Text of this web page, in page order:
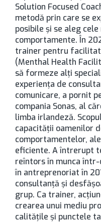
Solution Focused
metodă prin care se
posibile și se aleg
comportamente. În
trainer pentru
(Menthal Health
să formeze alți
experiența de
comunicare, a pornit
compania Sonas, al
limba irlandeză.
capacității oamenilor
comportamentelor,
eficiente. A întrerupt
reîntors în munca
în antreprenoriat în
consultanță și
grup. Ca trainer,
crearea unui mediu
calitățile și punctele